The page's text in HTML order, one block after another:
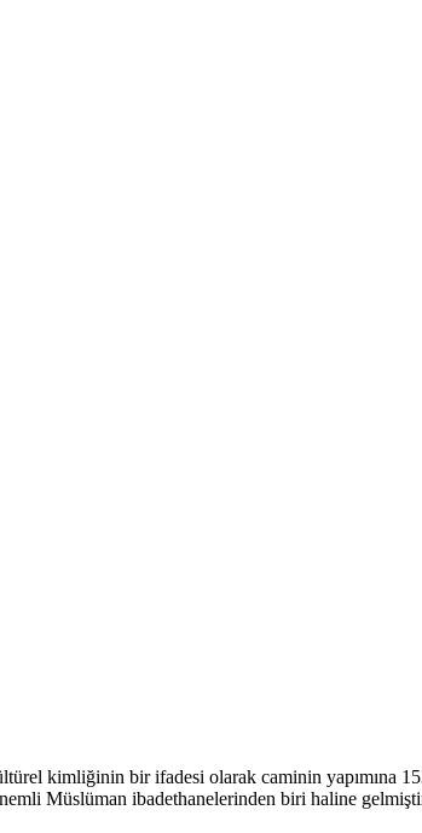
kimliğinin bir ifadesi olarak caminin yapımına
Müslüman ibadethanelerinden biri haline